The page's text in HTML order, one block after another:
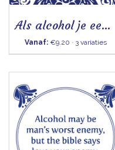
Als alcohol je een alcoholist maakt
Vanaf: €9.20 · 3 variaties